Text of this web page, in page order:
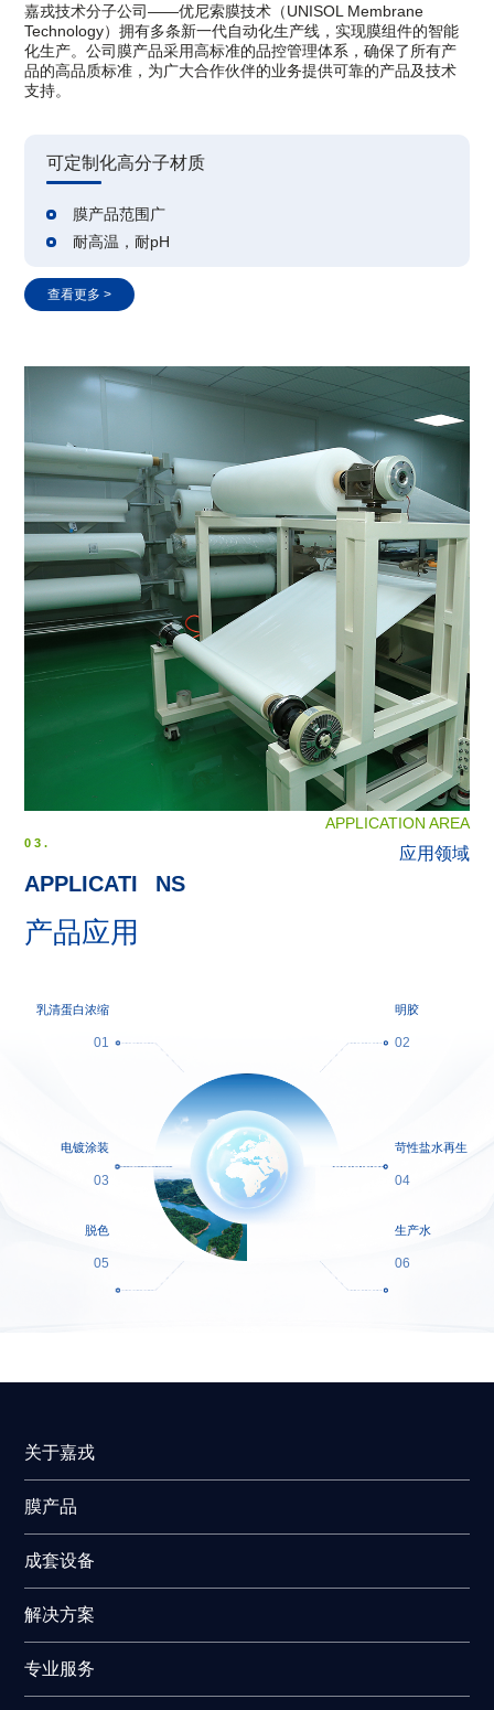
嘉戎技术分子公司——优尼索膜技术（UNISOL Membrane
Technology）拥有多条新一代自动化生产线，实现膜组件的智能
化生产。公司膜产品采用高标准的品控管理体系，确保了所有产
品的高品质标准，为广大合作伙伴的业务提供可靠的产品及技术
支持。
可定制化高分子材质
膜产品范围广
耐高温，耐pH
查看更多 >
03.
APPLICATI NS
产品应用
APPLICATION AREA
应用领域
乳清蛋白浓缩
01
明胶
02
电镀涂装
03
苛性盐水再生
04
脱色
05
生产水
06
关于嘉戎
膜产品
成套设备
解决方案
专业服务